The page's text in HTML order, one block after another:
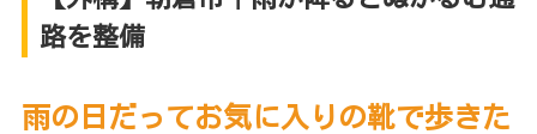
路を整備
雨の日だってお気に入りの靴で歩きた